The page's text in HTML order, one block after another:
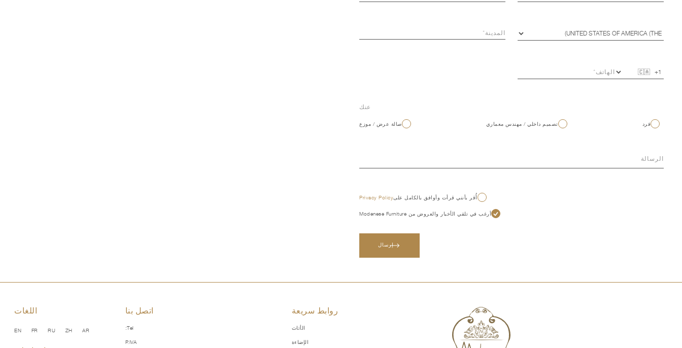
عنك
فرد تصميم داخلي / مهندس معماري صالة عرض / موزع
أُقر بأنني قرأت وأوافق بالكامل علىPrivacy Policy
أرغب في تلقي الأخبار والعروض من Modenese Furniture
إرسال
روابط سريعة
الأثاث
الإضاءة
اتصل بنا
Tel:
P.IVA
اللغات
EN FR RU ZH AR